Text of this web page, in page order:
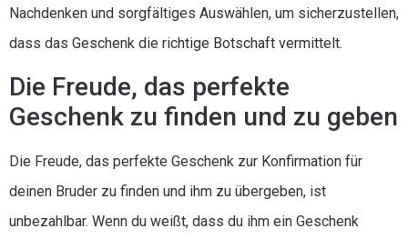
Nachdenken und sorgfältiges Auswählen, um sicherzustellen,
dass das Geschenk die richtige Botschaft vermittelt.
Die Freude, das perfekte
Geschenk zu finden und zu geben
Die Freude, das perfekte Geschenk zur Konfirmation für
deinen Bruder zu finden und ihm zu übergeben, ist
unbezahlbar. Wenn du weißt, dass du ihm ein Geschenk